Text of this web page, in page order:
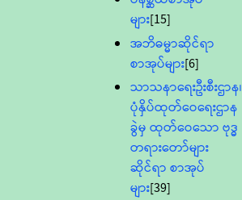
များ[15]
အဘိဓမ္မာဆိုင်ရာ
စာအုပ်များ[6]
သာသနာရေးဦးစီးဌာန၊
ပုံနှိပ်ထုတ်ဝေရေးဌာန
ခွဲမှ ထုတ်ဝေသော ဗုဒ္ဓ
တရားတော်များ
ဆိုင်ရာ စာအုပ်
များ[39]